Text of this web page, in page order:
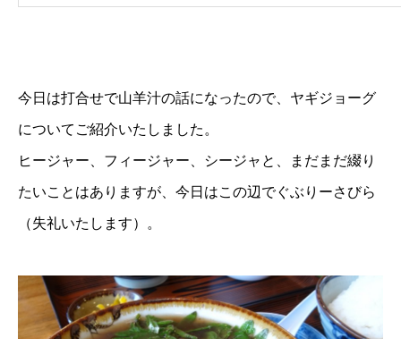
今日は打合せで山羊汁の話になったので、ヤギジョーグ
についてご紹介いたしました。
ヒージャー、フィージャー、シージャと、まだまだ綴り
たいことはありますが、今日はこの辺でぐぶりーさびら
（失礼いたします）。